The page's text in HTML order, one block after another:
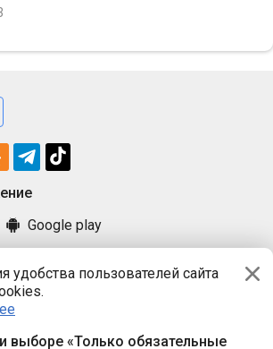
удобства пользователей сайта
выборе «Только обязательные
Google play
предложений
ООО «ПРАЦА БАЙ»